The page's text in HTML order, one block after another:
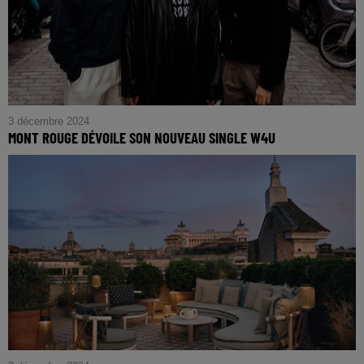
3 décembre 2024
MONT ROUGE DÉVOILE SON NOUVEAU SINGLE W4U